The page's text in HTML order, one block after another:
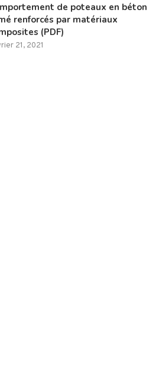
de poteaux en béton
renforcés par matériaux
(PDF)
21, 2021